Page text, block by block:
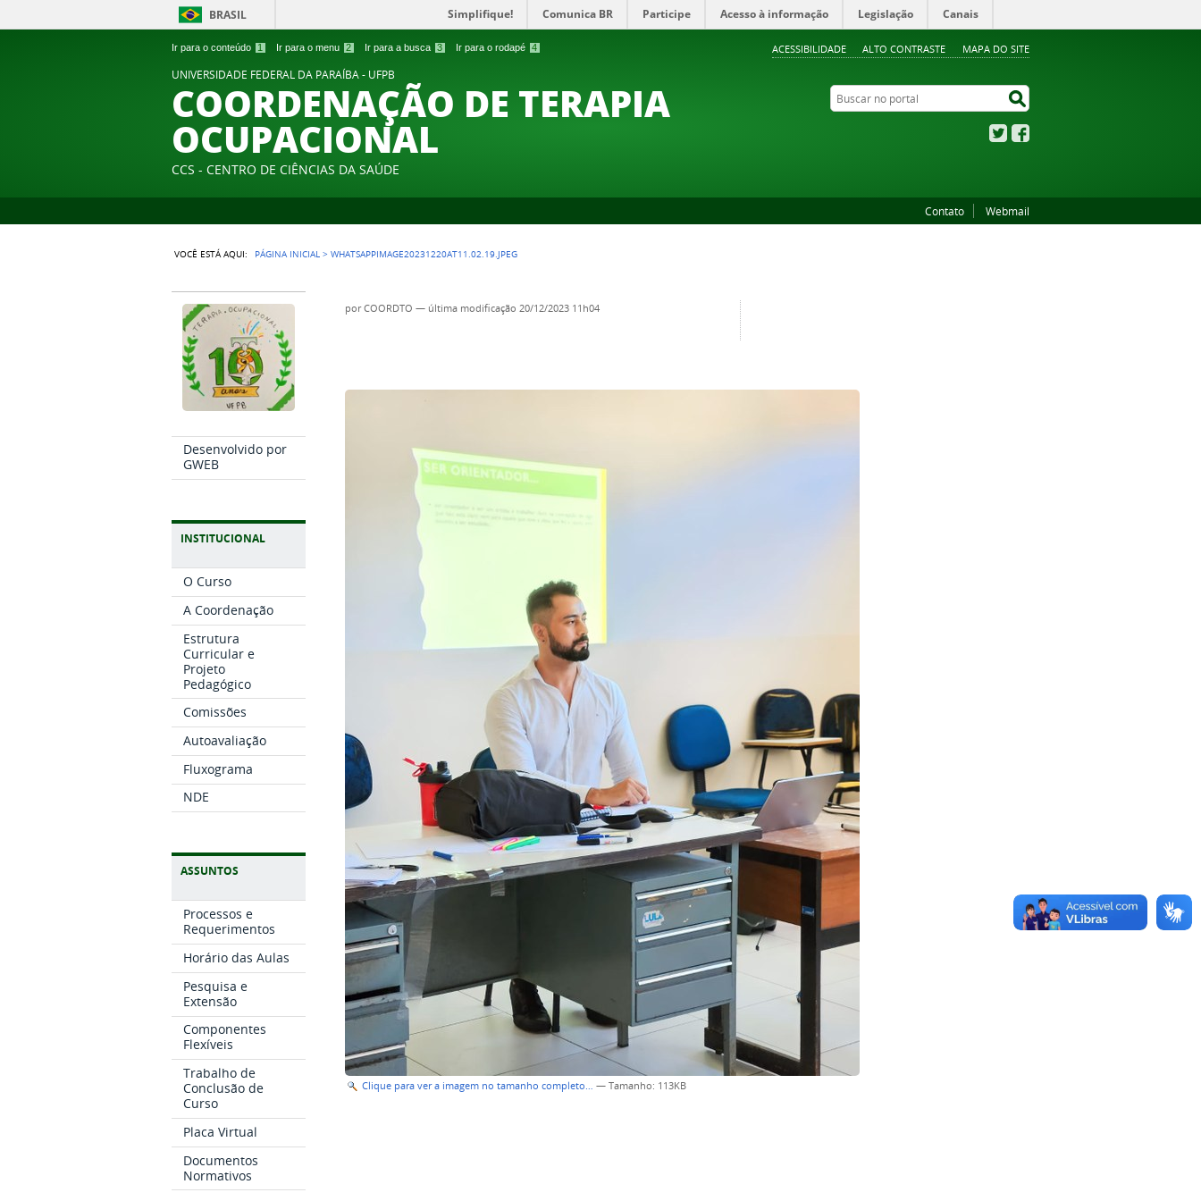
Ir para o conteúdo 1 Ir para o menu 2 Ir para a busca 3 Ir para o rodapé 4 ACESSIBILIDADE ALTO CONTRASTE MAPA DO SITE
BRASIL Simplifique! Comunica BR Participe Acesso à informação Legislação Canais
UNIVERSIDADE FEDERAL DA PARAÍBA - UFPB
COORDENAÇÃO DE TERAPIA
OCUPACIONAL
CCS - CENTRO DE CIÊNCIAS DA SAÚDE
Buscar no portal
Twitter
Contato Webmail
VOCÊ ESTÁ AQUI: PÁGINA INICIAL >WHATSAPPIMAGE20231220AT11.02.19.JPEG
Desenvolvido por
GWEB
INSTITUCIONAL
O Curso
A Coordenação
Estrutura
Curricular e
Projeto
Pedagógico
Comissões
Autoavaliação
Fluxograma
NDE
ASSUNTOS
Processos e
Requerimentos
Horário das Aulas
Pesquisa e
Extensão
Componentes
Flexíveis
Trabalho de
Conclusão de
Curso
Placa Virtual
Documentos
Normativos
porCOORDTO — última modificação 20/12/2023 11h04
Clique para ver a imagem no tamanho completo… —Tamanho: 113KB